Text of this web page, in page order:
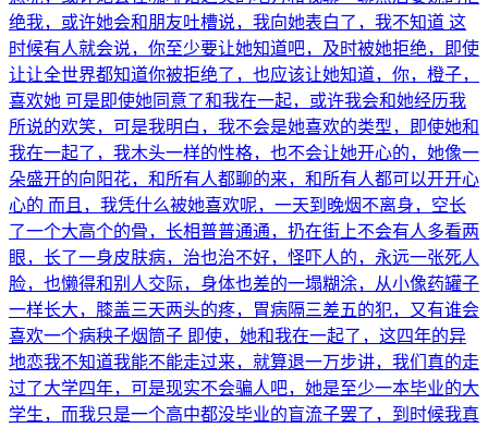
绝我，或许她会和朋友吐槽说，我向她表白了，我不知道 这
时候有人就会说，你至少要让她知道吧，及时被她拒绝，即使
让让全世界都知道你被拒绝了，也应该让她知道，你，橙子，
喜欢她 可是即使她同意了和我在一起，或许我会和她经历我
所说的欢笑，可是我明白，我不会是她喜欢的类型，即使她和
我在一起了，我木头一样的性格，也不会让她开心的，她像一
朵盛开的向阳花，和所有人都聊的来，和所有人都可以开开心
心的 而且，我凭什么被她喜欢呢，一天到晚烟不离身，空长
了一个大高个的骨，长相普普通通，扔在街上不会有人多看两
眼，长了一身皮肤病，治也治不好，怪吓人的，永远一张死人
脸，也懒得和别人交际，身体也差的一塌糊涂，从小像药罐子
一样长大，膝盖三天两头的疼，胃病隔三差五的犯，又有谁会
喜欢一个病秧子烟筒子 即使，她和我在一起了，这四年的异
地恋我不知道我能不能走过来，就算退一万步讲，我们真的走
过了大学四年，可是现实不会骗人吧，她是至少一本毕业的大
学生，而我只是一个高中都没毕业的盲流子罢了，到时候我真